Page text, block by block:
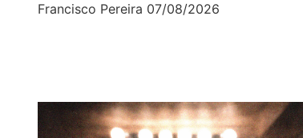
Francisco Pereira 07/08/2026